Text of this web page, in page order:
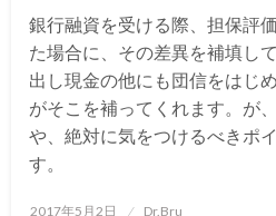
銀行融資を受ける際、担保評
た場合に、その差異を補填し
出し現金の他にも団信をはじ
がそこを補ってくれます。が
や、絶対に気をつけるべきポ
す。
投
2017年5月2日 Dr.Bru